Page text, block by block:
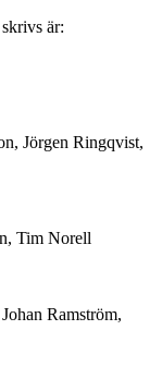
är:
Jörgen Ringqvist,
Tim Norell
Ramström,